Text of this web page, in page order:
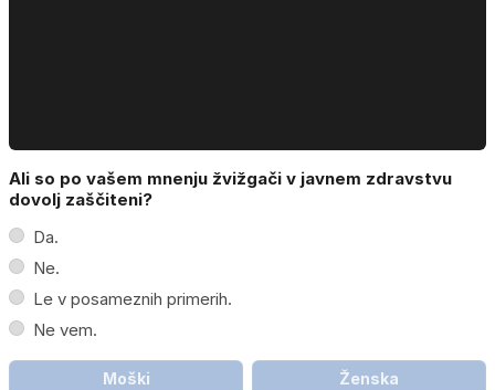
Ali so po vašem mnenju žvižgači v javnem zdravstvu
dovolj zaščiteni?
Da.
Ne.
Le v posameznih primerih.
Ne vem.
Moški Ženska